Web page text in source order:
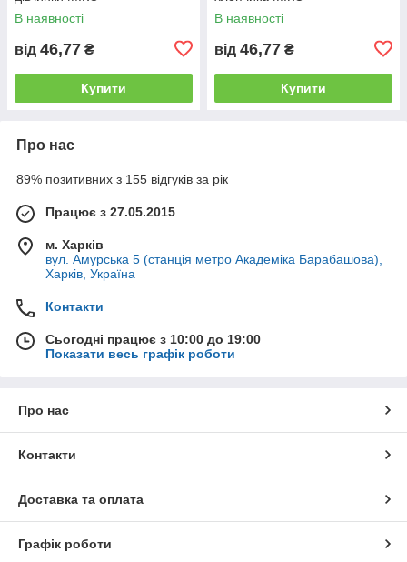
В наявності
від 46,77 ₴
Купити
В наявності
від 46,77 ₴
Купити
Про нас
89% позитивних з 155 відгуків за рік
Працює з 27.05.2015
м. Харків
вул. Амурська 5 (станція метро Академіка Барабашова),
Харків, Україна
Контакти
Сьогодні працює з 10:00 до 19:00
Показати весь графік роботи
Про нас
Контакти
Доставка та оплата
Графік роботи